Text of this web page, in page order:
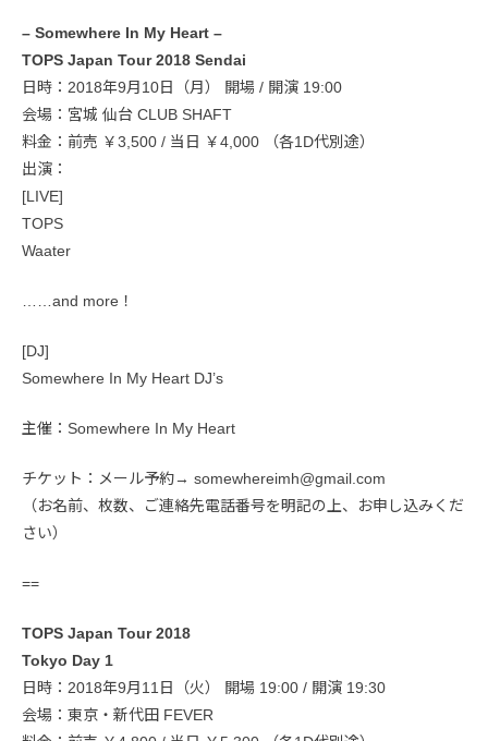
– Somewhere In My Heart –
TOPS Japan Tour 2018 Sendai
日時：2018年9月10日（月） 開場 / 開演 19:00
会場：宮城 仙台 CLUB SHAFT
料金：前売 ￥3,500 / 当日 ￥4,000 （各1D代別途）
出演：
[LIVE]
TOPS
Waater
……and more！
[DJ]
Somewhere In My Heart DJ’s
主催：Somewhere In My Heart
チケット：メール予約→ somewhereimh@gmail.com
（お名前、枚数、ご連絡先電話番号を明記の上、お申し込みくだ
さい）
==
TOPS Japan Tour 2018
Tokyo Day 1
日時：2018年9月11日（火） 開場 19:00 / 開演 19:30
会場：東京・新代田 FEVER